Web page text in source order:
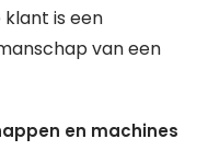
is een
van een
en machines